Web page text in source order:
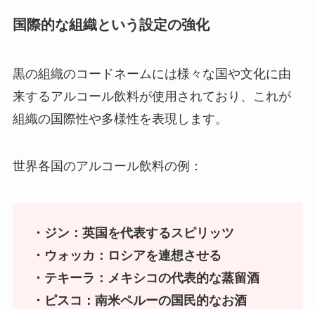
国際的な組織という設定の強化
黒の組織のコードネームには様々な国や文化に由
来するアルコール飲料が使用されており、これが
組織の国際性や多様性を表現します。
世界各国のアルコール飲料の例：
・ジン：英国を代表するスピリッツ
・ウォッカ：ロシアを連想させる
・テキーラ：メキシコの代表的な蒸留酒
・ピスコ：南米ペルーの国民的なお酒